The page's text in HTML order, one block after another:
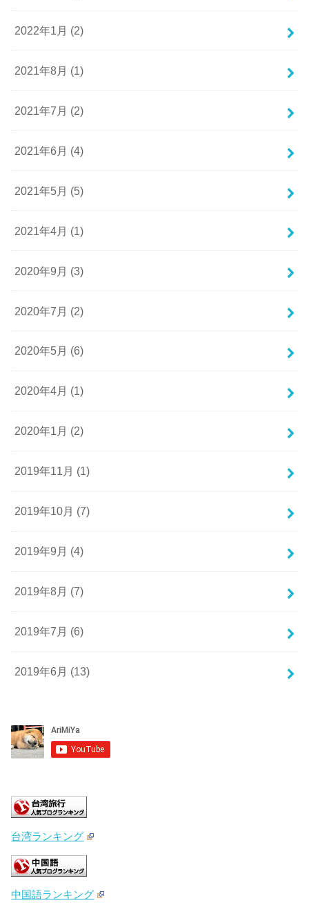
2022年1月 (2)
2021年8月 (1)
2021年7月 (2)
2021年6月 (4)
2021年5月 (5)
2021年4月 (1)
2020年9月 (3)
2020年7月 (2)
2020年5月 (6)
2020年4月 (1)
2020年1月 (2)
2019年11月 (1)
2019年10月 (7)
2019年9月 (4)
2019年8月 (7)
2019年7月 (6)
2019年6月 (13)
台湾ランキング
中国語ランキング